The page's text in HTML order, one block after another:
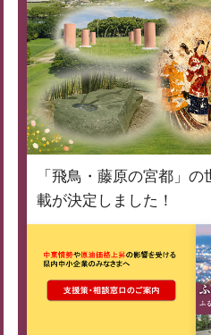
「飛鳥・藤原の宮都」
載が決定しました！